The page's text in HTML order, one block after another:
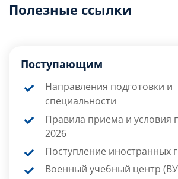
Полезные ссылки
Поступающим
Направления подготовки и
специальности
Правила приема и условия
2026
Поступление иностранных
Военный учебный центр